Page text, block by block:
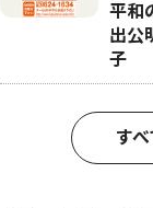
平和
出公
子
す